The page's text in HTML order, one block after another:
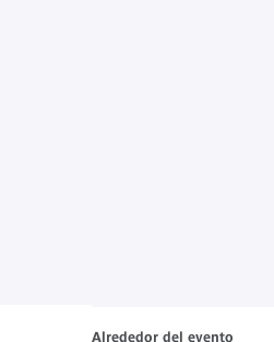
Alrededor del evento